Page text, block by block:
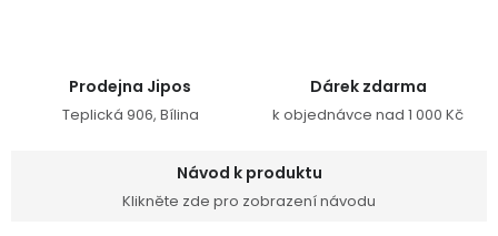
Prodejna Jipos
Teplická 906, Bílina
Dárek zdarma
k objednávce nad 1 000 Kč
Návod k produktu
Klikněte zde pro zobrazení návodu